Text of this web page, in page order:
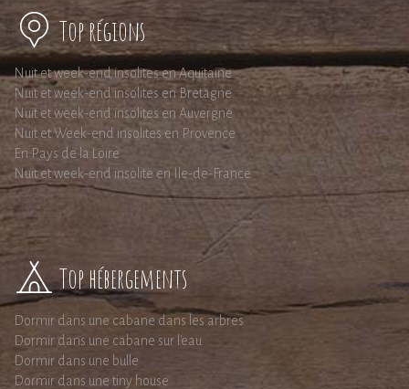
Top régions
Nuit et week-end insolites en Aquitaine
Nuit et week-end insolites en Bretagne
Nuit et week-end insolites en Auvergne
Nuit et Week-end insolites en Provence
En Pays de la Loire
Nuit et week-end insolite en Ile-de-France
Top hébergements
Dormir dans une cabane dans les arbres
Dormir dans une cabane sur l'eau
Dormir dans une bulle
Dormir dans une tiny house